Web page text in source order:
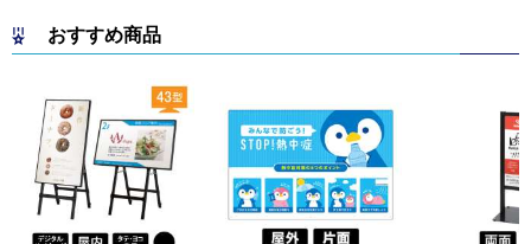
おすすめ商品